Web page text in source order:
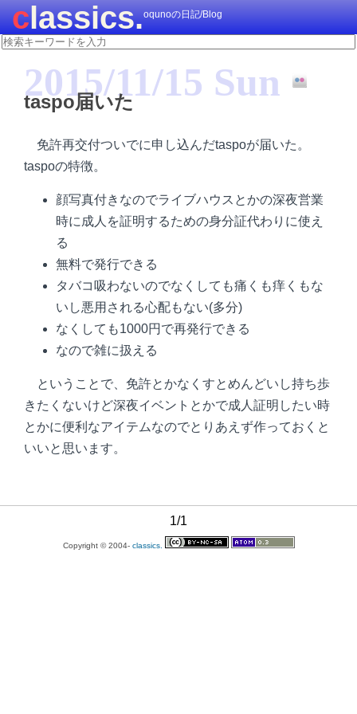
classics.oqunoの日記/Blog
2015/11/15 Sun
taspo届いた
免許再交付ついでに申し込んだtaspoが届いた。
taspoの特徴。
顔写真付きなのでライブハウスとかの深夜営業
時に成人を証明するための身分証代わりに使え
る
無料で発行できる
タバコ吸わないのでなくしても痛くも痒くもな
いし悪用される心配もない(多分)
なくしても1000円で再発行できる
なので雑に扱える
ということで、免許とかなくすとめんどいし持ち歩
きたくないけど深夜イベントとかで成人証明したい時
とかに便利なアイテムなのでとりあえず作っておくと
いいと思います。
1/1
Copyright © 2004- classics.